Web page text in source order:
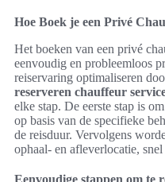
Hoe Boek je een Privé
Het boeken van een privé
eenvoudig en probleemloos
reiservaring optimaliseren
reserveren chauffeur
elke stap. De eerste stap is
op basis van de specifieke
de reisduur. Vervolgens
ophaal- en afleverlocatie,